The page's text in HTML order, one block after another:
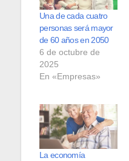
Una de cada cuatro
personas será mayor
de 60 años en 2050
6 de octubre de
2025
En «Empresas»
La economía